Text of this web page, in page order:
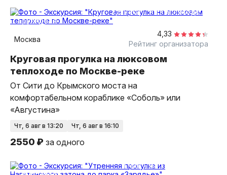
2,5 часа
на теплоходе
групповая
Москва
4,33
Рейтинг организатора
Круговая прогулка на люксовом
теплоходе по Москве-реке
От Сити до Крымского моста на
комфортабельном кораблике «Соболь» или
«Августина»
чт, 6 авг в 13:20 чт, 6 авг в 16:10
2550 ₽ за одного
1 час
на теплоходе